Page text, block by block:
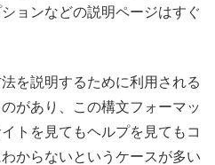
ョンなどの説明ページはすぐ
を説明するために利用される
があり、この構文フォーマッ
トを見てもヘルプを見てもコ
からないというケースが多い